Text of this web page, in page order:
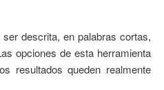
descrita, en palabras cortas,
opciones de esta herramienta
resultados queden realmente